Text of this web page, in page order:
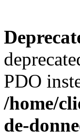
PDO
/home/
de-